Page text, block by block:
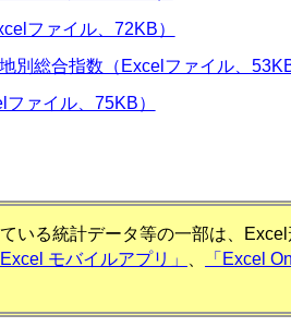
ファイル、72KB）
別総合指数（Excelファイル、53KB
ァイル、75KB）
いる統計データ等の一部は、
Excel モバイルアプリ」 「Excel